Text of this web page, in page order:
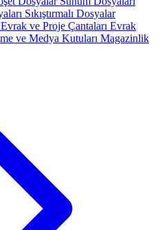
Sıkıştırmalı Dosyalar
Evrak ve Proje Çantaları Evrak
ve Medya Kutuları Magazinlik